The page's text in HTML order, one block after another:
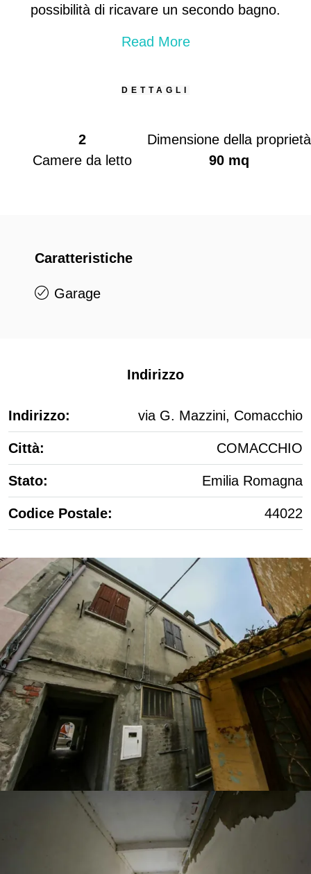
possibilità di ricavare un secondo bagno.
Read More
DETTAGLI
2
Camere da letto
Dimensione della proprietà
90 mq
Caratteristiche
Garage
Indirizzo
Indirizzo: via G. Mazzini, Comacchio
Città: COMACCHIO
Stato: Emilia Romagna
Codice Postale: 44022